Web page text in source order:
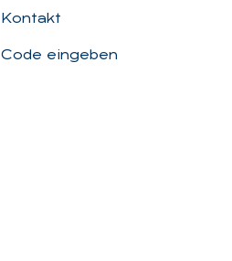
Kontakt
Code eingeben